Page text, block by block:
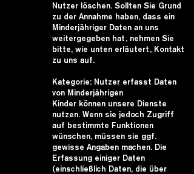
Nutzer löschen. Sollten Sie Grund
zu der Annahme haben, dass ein
Minderjähriger Daten an uns
weitergegeben hat, nehmen Sie
bitte, wie unten erläutert, Kontakt
zu uns auf.
Kategorie: Nutzer erfasst Daten
von Minderjährigen
Kinder können unsere Dienste
nutzen. Wenn sie jedoch Zugriff
auf bestimmte Funktionen
wünschen, müssen sie ggf.
gewisse Angaben machen. Die
Erfassung einiger Daten
(einschließlich Daten, die über